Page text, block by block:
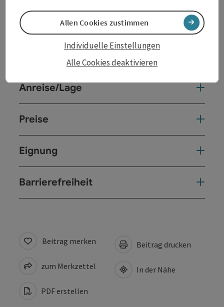
Veranstaltungstermin/e
Veranstaltungsort
Anreise/Lage
Preise
Eignung
Barrierefreiheit
Beitrag merken
zum Merkzettel
PDF erstellen
Beitrag drucken
In der Nähe
Alle Cookies deaktivieren
Individuelle Einstellungen
Allen Cookies zustimmen